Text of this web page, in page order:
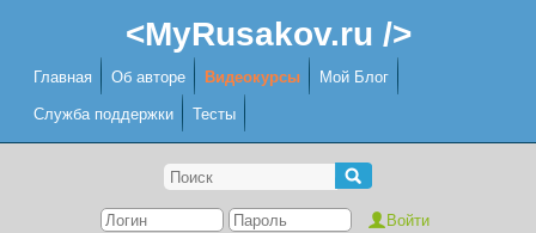
<MyRusakov.ru />
Главная Об авторе Видеокурсы Мой Блог
Служба поддержки Тесты